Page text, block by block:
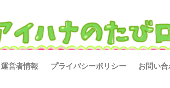
運営者情報 プライバシーポリシー お問い合